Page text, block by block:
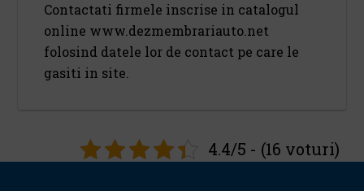
Contactati firmele inscrise in catalogul
online www.dezmembrariauto.net
folosind datele lor de contact pe care le
gasiti in site.
4.4/5 - (16 voturi)